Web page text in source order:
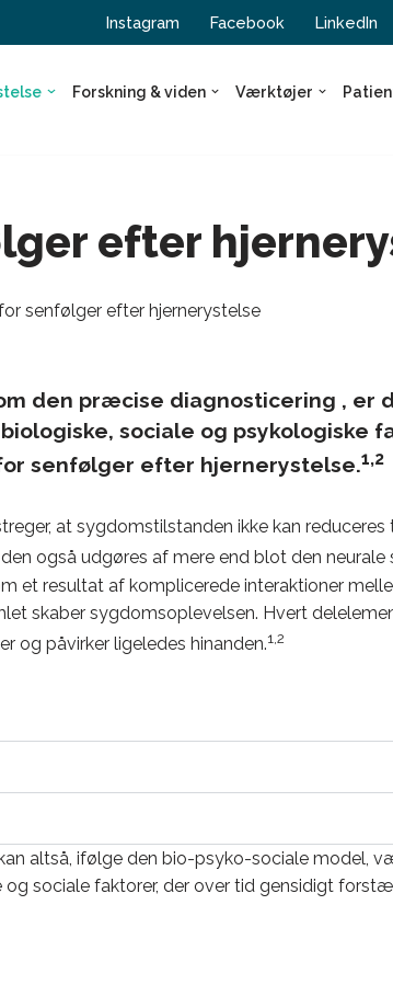
Instagram Facebook LinkedIn
Forskning & viden Værktøjer
efter
senfølger efter hjernerystelse
den præcise diagnosticering , er
sociale og psykologiske
senfølger efter hjernerystelse.1,2
at sygdomstilstanden ikke kan
også udgøres af mere end blot den neurale
et resultat af komplicerede interaktioner
skaber sygdomsoplevelsen. Hvert
og påvirker ligeledes hinanden.1,2
altså, ifølge den bio-psyko-sociale model,
sociale faktorer, der over tid gensidigt